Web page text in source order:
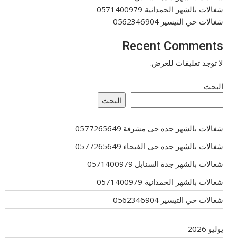
شغالات بالشهر الحمدانية 0571400979
شغالات حي التيسير 0562346904
Recent Comments
لا توجد تعليقات للعرض.
البحث
البحث
شغالات بالشهر جده حى مشرفة 0577265649
شغالات بالشهر جده حى الفيحاء 0577265649
شغالات بالشهر جدة السنابل 0571400979
شغالات بالشهر الحمدانية 0571400979
شغالات حي التيسير 0562346904
يوليو 2026